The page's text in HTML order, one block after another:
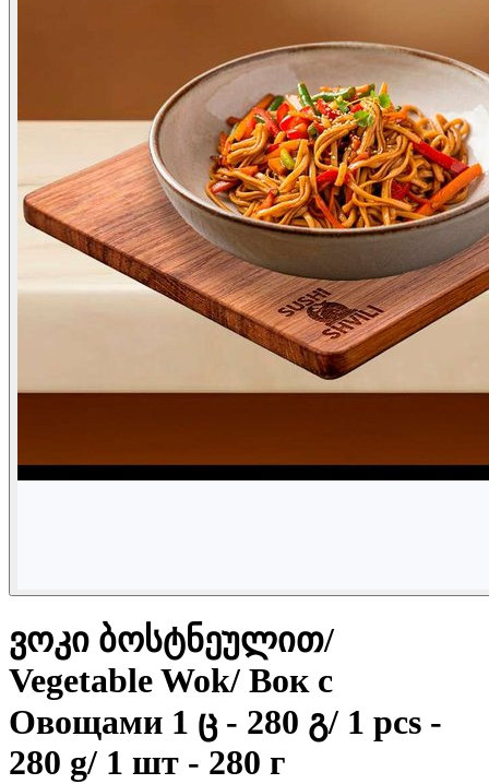
ვოკი ბოსტნეულით/
Vegetable Wok/ Вок с
Овощами 1 ც - 280 გ/ 1 pcs -
280 g/ 1 шт - 280 г